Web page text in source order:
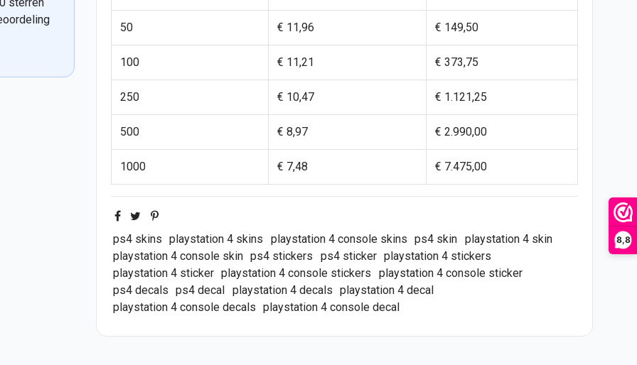
8,8
sterren
50 € 11,96 € 149,50
100 € 11,21 € 373,75
250 € 10,47 € 1.121,25
500 € 8,97 € 2.990,00
1000 € 7,48 € 7.475,00
ps4 skins playstation 4 skins playstation 4 console skins ps4 skin playstation 4 skin
playstation 4 console skin ps4 stickers ps4 sticker playstation 4 stickers
playstation 4 sticker playstation 4 console stickers
playstation 4 console sticker
ps4 decals ps4 decal playstation 4 decals playstation 4 decal
playstation 4 console decals playstation 4 console decal